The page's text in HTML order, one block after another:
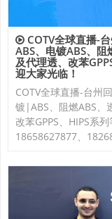
COTV全球直播-
ABS、电镀ABS、阻
及代理透、改苯
迎大家光临！
COTV全球直播-台州
镀|ABS、阻燃ABS、
改苯GPPS、HIPS系
18658627877、